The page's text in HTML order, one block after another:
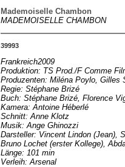
Mademoiselle Chambon
MADEMOISELLE CHAMBON
39993
Frankreich2009
Produktion: TS Prod./F Comme
Produzenten: Miléna Poylo, Gilles
Regie: Stéphane Brizé
Buch: Stéphane Brizé, Florence
Kamera: Antoine Héberlé
Schnitt: Anne Klotz
Musik: Ange Ghinozzi
Darsteller: Vincent Lindon (Jean),
Bruno Lochet (erster Kollege),
Länge: 101 min
Verleih: Arsenal